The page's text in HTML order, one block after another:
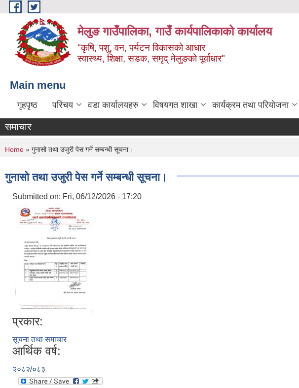
Skip to main content
मेलुङ गाउँपालिका, गाउँ कार्यपालिकाको कार्यालय
"कृषि, पशु, वन, पर्यटन विकासको आधार
स्वास्थ्य, शिक्षा, सडक, समृद् मेलुङको पूर्वाधार"
Main menu
गृहपृष्ठ परिचय वडा कार्यालयहरु विषयगत शाखा कार्यक्रम तथा परियोजना
समाचार
You are here
Home » गुनासो तथा उजुरी पेस गर्ने सम्बन्धी सूचना।
गुनासो तथा उजुरी पेस गर्ने सम्बन्धी सूचना।
Submitted on: Fri, 06/12/2026 - 17:20
प्रकार:
सूचना तथा समाचार
आर्थिक वर्ष:
२०८२/०८३